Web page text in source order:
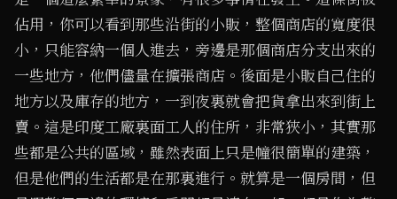
佔用，你可以看到那些沿街的小販，整個商店的寬度很
小，只能容納一個人進去，旁邊是那個商店分支出來的
一些地方，他們儘量在擴張商店。後面是小販自己住的
地方以及庫存的地方，一到夜裏就會把貨拿出來到街上
賣。這是印度工廠裏面工人的住所，非常狹小，其實那
些都是公共的區域，雖然表面上只是幢很簡單的建築，
但是他們的生活都是在那裏進行。就算是一個房間，但